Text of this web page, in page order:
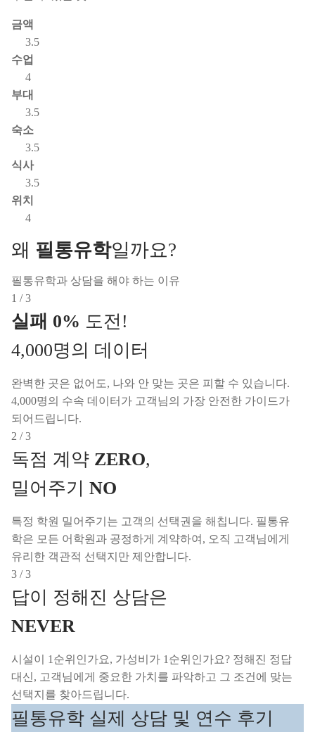
금액
3.5
수업
4
부대
3.5
숙소
3.5
식사
3.5
위치
4
왜 필통유학일까요?
필통유학과 상담을 해야 하는 이유
1 / 3
실패 0% 도전!
4,000명의 데이터
완벽한 곳은 없어도, 나와 안 맞는 곳은 피할 수 있습니다.
4,000명의 수속 데이터가 고객님의 가장 안전한 가이드가
되어드립니다.
2 / 3
독점 계약 ZERO,
밀어주기 NO
특정 학원 밀어주기는 고객의 선택권을 해칩니다. 필통유
학은 모든 어학원과 공정하게 계약하여, 오직 고객님에게
유리한 객관적 선택지만 제안합니다.
3 / 3
답이 정해진 상담은
NEVER
시설이 1순위인가요, 가성비가 1순위인가요? 정해진 정답
대신, 고객님에게 중요한 가치를 파악하고 그 조건에 맞는
선택지를 찾아드립니다.
필통유학 실제 상담 및 연수 후기